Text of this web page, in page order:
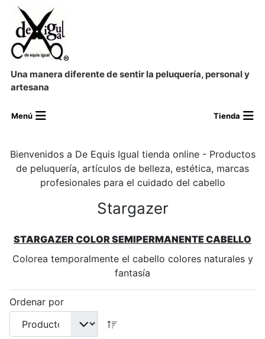
Una manera diferente de sentir la peluquería, personal y
artesana
Bienvenidos a De Equis Igual tienda online - Productos
de peluquería, artículos de belleza, estética, marcas
profesionales para el cuidado del cabello
Stargazer
STARGAZER COLOR SEMIPERMANENTE CABELLO
Colorea temporalmente el cabello colores naturales y
fantasía
Ordenar por